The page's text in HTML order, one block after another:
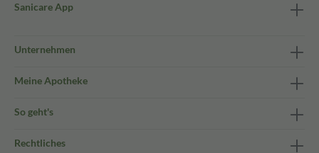
Sanicare App
Unternehmen
Meine Apotheke
So geht's
Rechtliches